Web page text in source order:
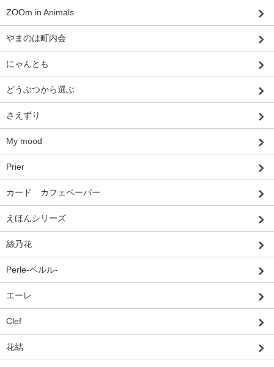
ZOOm in Animals
やまのは町内会
にゃんとも
どうぶつから選ぶ
さえずり
My mood
Prier
カード カフェペーパー
えほんシリーズ
絲乃花
Perle-ペルル-
エーレ
Clef
花結